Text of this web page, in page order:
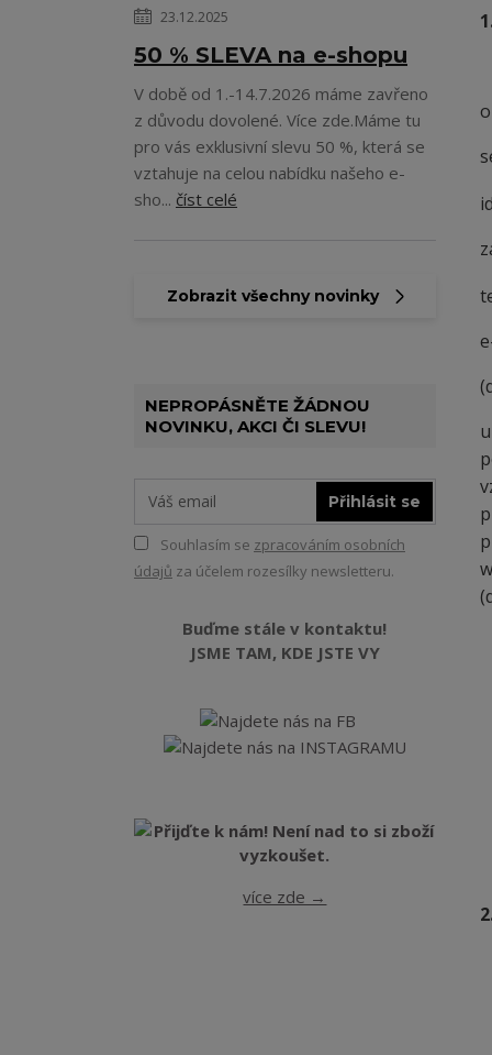
23.12.2025
50 % SLEVA na e-shopu
V době od 1.-14.7.2026 máme zavřeno
z důvodu dovolené. Více zde.Máme tu
pro vás exklusivní slevu 50 %, která se
vztahuje na celou nabídku našeho e-
sho... číst celé
Zobrazit všechny novinky
NEPROPÁSNĚTE ŽÁDNOU
NOVINKU, AKCI ČI SLEVU!
Přihlásit se
Souhlasím se zpracováním osobních
údajů za účelem rozesílky newsletteru.
Buďme stále v kontaktu!
JSME TAM, KDE JSTE VY
více zde →